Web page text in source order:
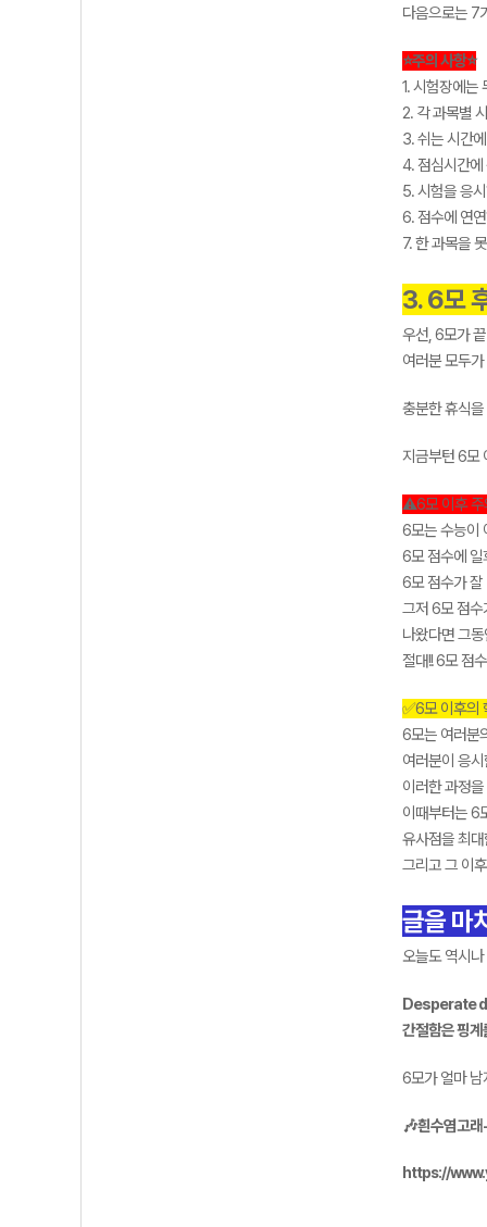
다음으로는 7
⭐주의 사항⭐
1. 시험장에는
2. 각 과목별
3. 쉬는 시간
4. 점심시간에
5. 시험을 응
6. 점수에 연
7. 한 과목을
3. 6모
우선, 6모가
여러분 모두
충분한 휴식
지금부턴 6모
⚠️6모 이후
6모는 수능이
6모 점수에 일
6모 점수가 잘
그저 6모 점수
나왔다면 그
절대!! 6모 점
✅6모 이후의
6모는 여러분
여러분이 응
이러한 과정
이때부터는 6
유사점을 최
그리고 그 이
글을 마
오늘도 역시
Desperate
간절함은 핑계
6모가 얼마 남
🎶흰수염고
https://